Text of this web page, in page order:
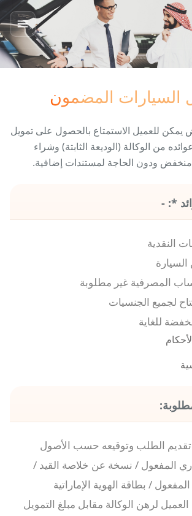
السيارات المضمون
يمكن للعميل الاستمتاع بالحصول على تمويل
من الوكالة (الوديعة الثابتة) وشراء
ودون الحاجة لمستندات إضافية.
*: -
المصرفية غير مطلوبة
لجميع الجنسيات
للغاية
تقديم الطلب وتوقيعه حسب الأصول
المفعول / نسخة عن خلاصة القيد /
/ بطاقة الهوية الإماراتية
لرهن الوكالة مقابل مبلغ التمويل